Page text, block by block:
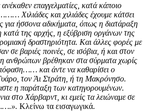
επαγγελματίες, κατά κάποιο
Χιλιάδες και χιλιάδες έχουμε κάτσει
για ήσσονα αδικήματα, όπως η διατάραξη
κατά της αρχής, η εξύβριση οργάνων της
δραστηριότητα. Και άλλες φορές με
σε βαριές ποινές, σε ισόβια, ή και στον
ανθρώπων βρέθηκαν στα σύρματα χωρίς
και άντε να καθαρίσει ο
τον Άι Στράτη, ή τη Μακρόνησο.
η παράταξη των κατηγορουμένων.
στο Χάρβαρντ, κι εμείς τα λειώναμε σε
Κλείνω τα εισαγωγικά.